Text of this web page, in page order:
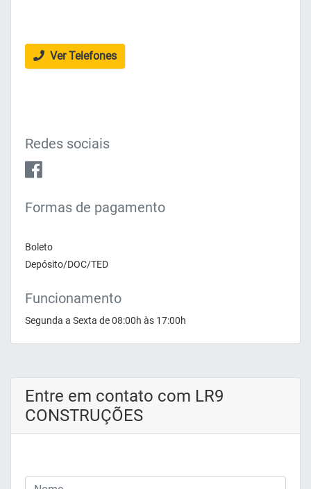
Ver Telefones
Redes sociais
Formas de pagamento
Boleto
Depósito/DOC/TED
Funcionamento
Segunda a Sexta de 08:00h às 17:00h
Entre em contato com LR9
CONSTRUÇÕES